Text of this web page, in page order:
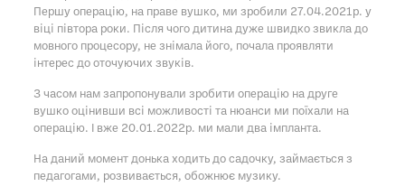
Першу операцію, на праве вушко, ми зробили 27.04.2021р. у
віці півтора роки. Після чого дитина дуже швидко звикла до
мовного процесору, не знімала його, почала проявляти
інтерес до оточуючих звуків.
З часом нам запропонували зробити операцію на друге
вушко оцінивши всі можливості та нюанси ми поїхали на
операцію. І вже 20.01.2022р. ми мали два імпланта.
На даний момент донька ходить до садочку, займається з
педагогами, розвивається, обожнює музику.